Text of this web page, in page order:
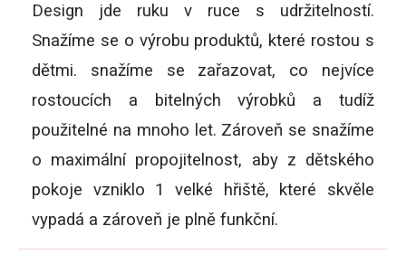
Design jde ruku v ruce s udržitelností.
Snažíme se o výrobu produktů, které rostou s
dětmi. snažíme se zařazovat, co nejvíce
rostoucích a bitelných výrobků a tudíž
použitelné na mnoho let. Zároveň se snažíme
o maximální propojitelnost, aby z dětského
pokoje vzniklo 1 velké hřiště, které skvěle
vypadá a zároveň je plně funkční.